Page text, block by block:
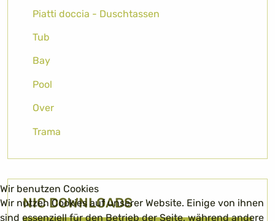
Piatti doccia - Duschtassen
Tub
Bay
Pool
Over
Trama
NIC DOWNLOADS
Wir benutzen Cookies
Wir nutzen Cookies auf unserer Website. Einige von ihnen
sind essenziell für den Betrieb der Seite, während andere